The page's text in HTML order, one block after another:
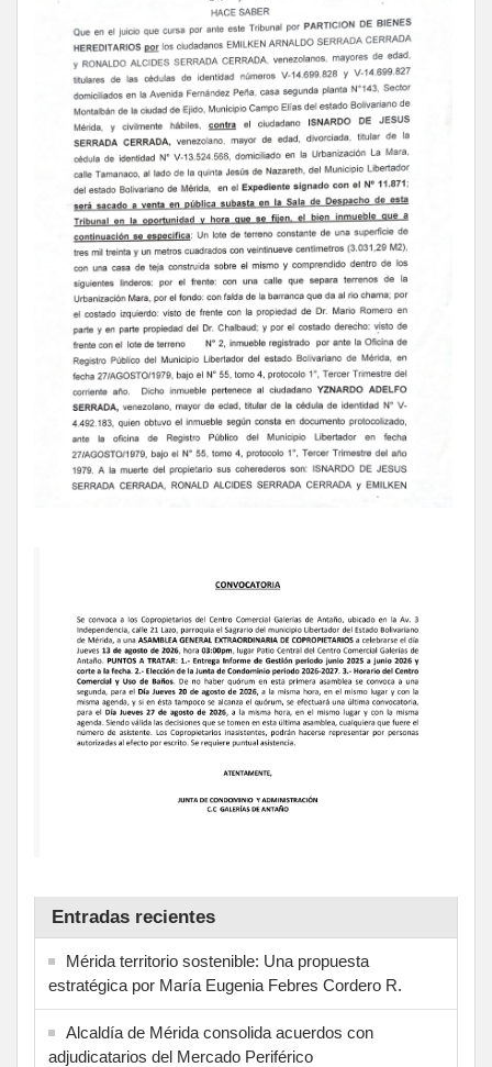
Entradas recientes
Mérida territorio sostenible: Una propuesta
estratégica por María Eugenia Febres Cordero R.
Alcaldía de Mérida consolida acuerdos con
adjudicatarios del Mercado Periférico